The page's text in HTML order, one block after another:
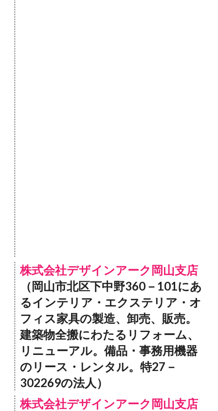
株式会社デザインアーク岡山支店
（岡山市北区下中野360－101にあ
るインテリア・エクステリア・オ
フィス家具の製造、卸売、販売。
建築物全搬にわたるリフォーム、
リニューアル。備品・事務用機器
のリース・レンタル。特27－
302269の法人）
株式会社デザインアーク岡山支店